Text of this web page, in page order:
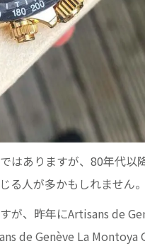
はありますが、80年代以
る人が多かもしれません。
が、昨年にArtisans de
de Genève La Montoya